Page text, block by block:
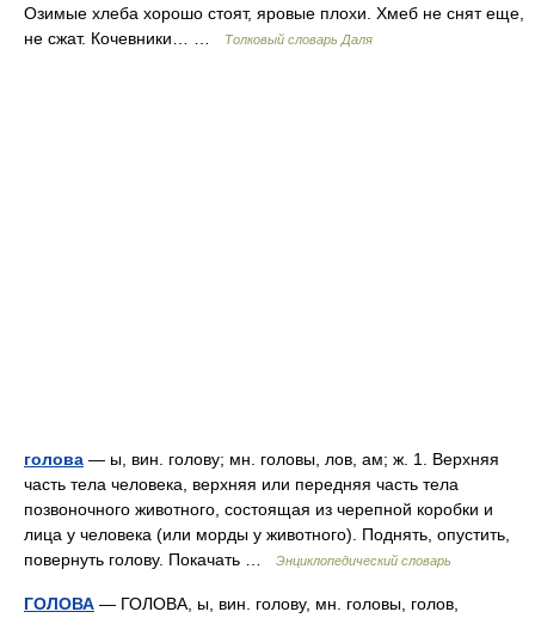
Озимые хлеба хорошо стоят, яровые плохи. Хмеб не снят еще,
не сжат. Кочевники… …
Толковый словарь Даля
голова — ы, вин. голову; мн. головы, лов, ам; ж. 1. Верхняя
часть тела человека, верхняя или передняя часть тела
позвоночного животного, состоящая из черепной коробки и
лица у человека (или морды у животного). Поднять, опустить,
повернуть голову. Покачать …
Энциклопедический словарь
ГОЛОВА — ГОЛОВА, ы, вин. голову, мн. головы, голов,